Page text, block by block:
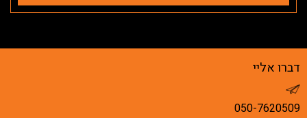
דברו אליי
050-7620509